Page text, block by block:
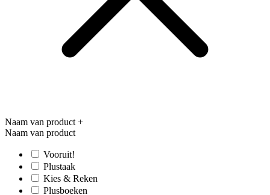
Naam van product +
Naam van product
Vooruit!
Plustaak
Kies & Reken
Plusboeken